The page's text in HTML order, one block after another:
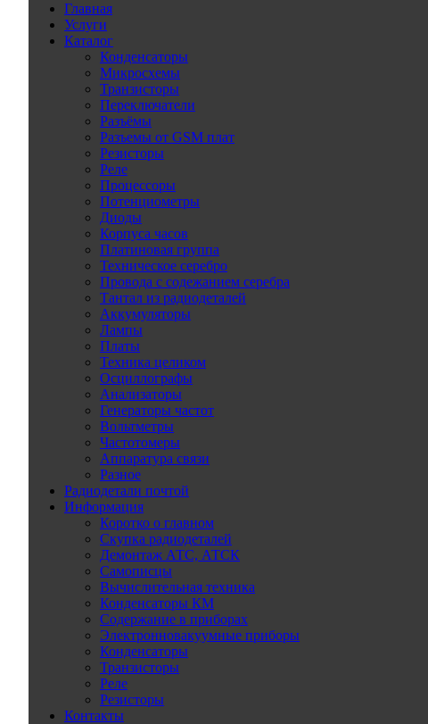
Главная
Услуги
Каталог
Конденсаторы
Микросхемы
Транзисторы
Переключатели
Разъёмы
Разъемы от GSM плат
Резисторы
Реле
Процессоры
Потенциометры
Диоды
Корпуса часов
Платиновая группа
Техническое серебро
Провода с содежанием серебра
Тантал из радиодеталей
Аккумуляторы
Лампы
Платы
Техника целиком
Осциллографы
Анализаторы
Генераторы частот
Вольтметры
Частотомеры
Аппаратура связи
Разное
Радиодетали почтой
Информация
Коротко о главном
Скупка радиодеталей
Демонтаж АТС, АТСК
Самописцы
Вычислительная техника
Конденсаторы КМ
Содержание в приборах
Электронновакуумные приборы
Конденсаторы
Транзисторы
Реле
Резисторы
Контакты